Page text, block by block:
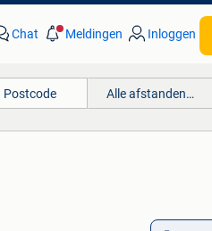
Chat Meldingen Inloggen
Alle afstanden…